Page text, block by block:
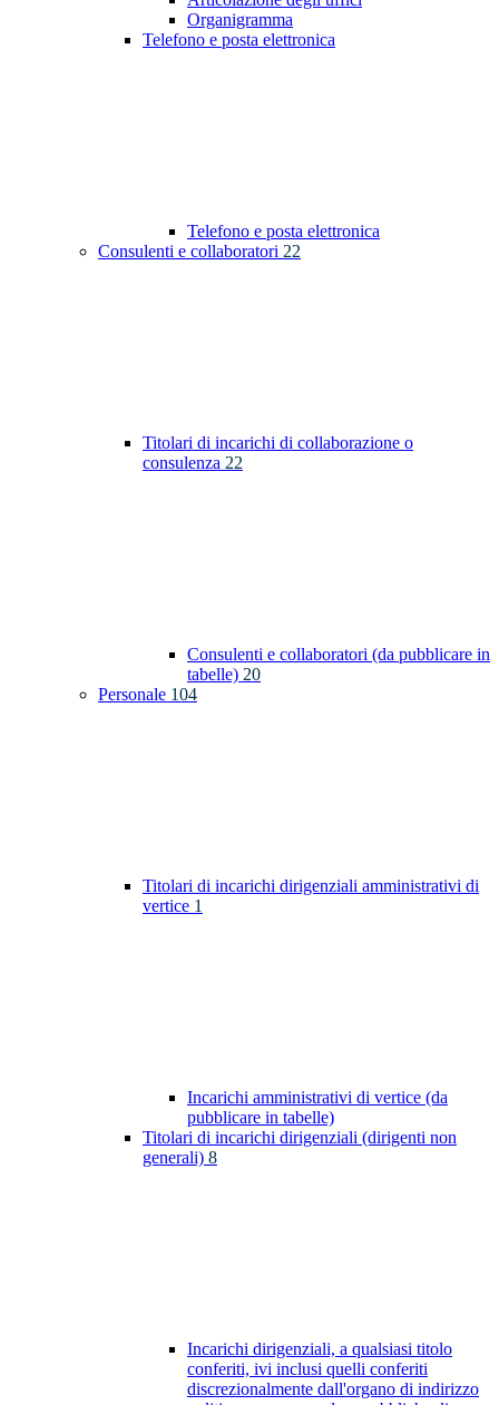
Organigramma
Telefono e posta elettronica
Telefono e posta elettronica
Consulenti e collaboratori 22
Titolari di incarichi di collaborazione o
consulenza 22
Consulenti e collaboratori (da pubblicare in
tabelle) 20
Personale 104
Titolari di incarichi dirigenziali amministrativi di
vertice 1
Incarichi amministrativi di vertice (da
pubblicare in tabelle)
Titolari di incarichi dirigenziali (dirigenti non
generali) 8
Incarichi dirigenziali, a qualsiasi titolo
conferiti, ivi inclusi quelli conferiti
discrezionalmente dall'organo di indirizzo